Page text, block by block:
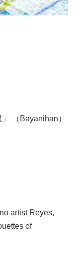
（Bayanihan）
artist Reyes,
of